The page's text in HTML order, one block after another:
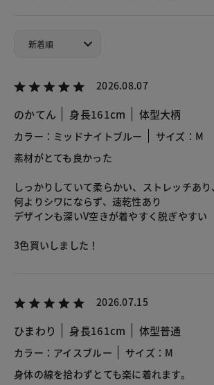
2026.08.07
のかてん 身長161cm 体型大柄
カラー：ミッドナイトブルー
サイズ：M
素材がとても良かった
しっかりしていて柔らかい、ストレッチあ
何よりシワにならず、速乾性あり
デザインも深いV空きが着やすく脱ぎやすい
3色買いしました！
2026.07.15
ひまわり 身長161cm 体型普通
カラー：アイスブルー
サイズ：M
身体の線を拾わずとても楽に着れます。